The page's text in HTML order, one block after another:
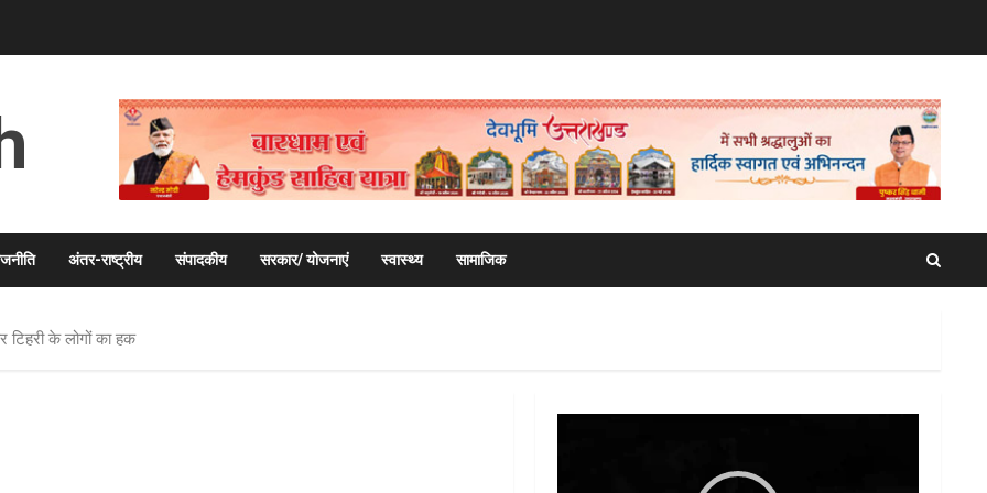
अंतर-राष्ट्रीय संपादकीय सरकार/ योजनाएं स्वास्थ्य सामाजिक
टिहरी के लोगों का हक